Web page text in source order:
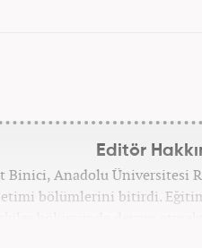
Editör
Binici, Anadolu Üniversitesi
bölümlerini bitirdi.
bölümünde devam